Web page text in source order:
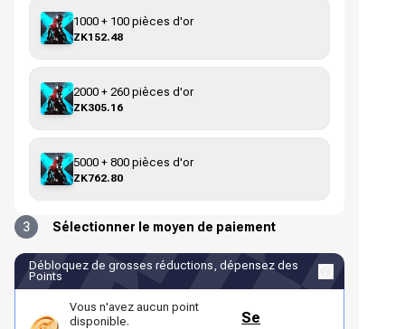
1000 + 100 pièces d'or
ZK152.48
2000 + 260 pièces d'or
ZK305.16
5000 + 800 pièces d'or
ZK762.80
3 Sélectionner le moyen de paiement
Débloquez de grosses réductions, dépensez des
Points
Vous n'avez aucun point
disponible.
Se